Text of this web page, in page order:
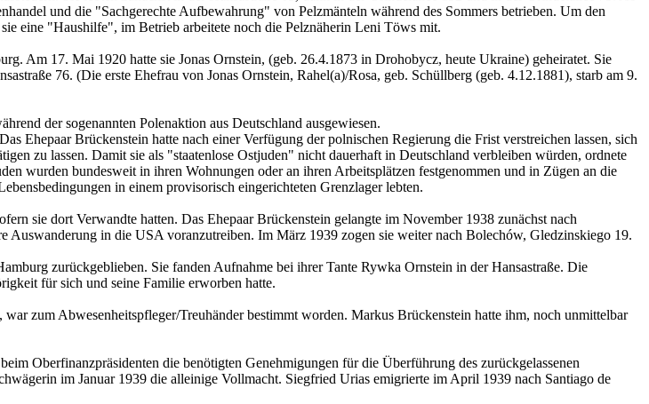
und die "Sachgerechte Aufbewahrung" von Pelzmänteln während des Sommers betrieben. Um den
eine "Haushilfe", im Betrieb arbeitete noch die Pelznäherin Leni Töws mit.
Am 17. Mai 1920 hatte sie Jonas Ornstein, (geb. 26.4.1873 in Drohobycz, heute Ukraine) geheiratet. Sie
76. (Die erste Ehefrau von Jonas Ornstein, Rahel(a)/Rosa, geb. Schüllberg (geb. 4.12.1881), starb am 9.
der sogenannten Polenaktion aus Deutschland ausgewiesen.
Ehepaar Brückenstein hatte nach einer Verfügung der polnischen Regierung die Frist verstreichen lassen, sich
zu lassen. Damit sie als "staatenlose Ostjuden" nicht dauerhaft in Deutschland verbleiben würden, ordnete
wurden bundesweit in ihren Wohnungen oder an ihren Arbeitsplätzen festgenommen und in Zügen an die
in einem provisorisch eingerichteten Grenzlager lebten.
sie dort Verwandte hatten. Das Ehepaar Brückenstein gelangte im November 1938 zunächst nach
in die USA voranzutreiben. Im März 1939 zogen sie weiter nach Bolechów, Gledzinskiego 19.
zurückgeblieben. Sie fanden Aufnahme bei ihrer Tante Rywka Ornstein in der Hansastraße. Die
für sich und seine Familie erworben hatte.
zum Abwesenheitspfleger/Treuhänder bestimmt worden. Markus Brückenstein hatte ihm, noch unmittelbar
Oberfinanzpräsidenten die benötigten Genehmigungen für die Überführung des zurückgelassenen
im Januar 1939 die alleinige Vollmacht. Siegfried Urias emigrierte im April 1939 nach Santiago de